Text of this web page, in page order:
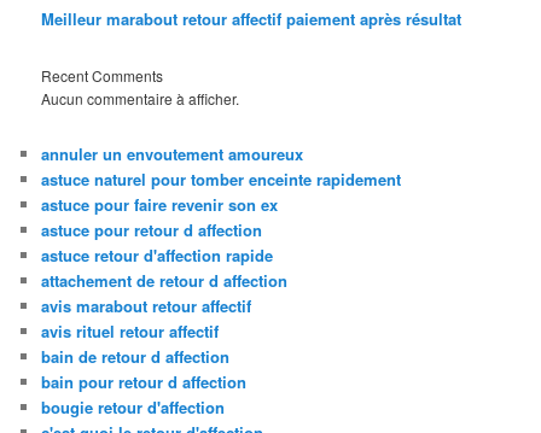
Meilleur marabout retour affectif paiement après résultat
Recent Comments
Aucun commentaire à afficher.
annuler un envoutement amoureux
astuce naturel pour tomber enceinte rapidement
astuce pour faire revenir son ex
astuce pour retour d affection
astuce retour d'affection rapide
attachement de retour d affection
avis marabout retour affectif
avis rituel retour affectif
bain de retour d affection
bain pour retour d affection
bougie retour d'affection